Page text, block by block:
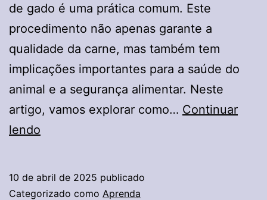
de gado é uma prática comum. Este
procedimento não apenas garante a
qualidade da carne, mas também tem
implicações importantes para a saúde do
animal e a segurança alimentar. Neste
artigo, vamos explorar como… Continuar
lendo
Sangria
10 de abril de 2025 publicado
Categorizado como Aprenda